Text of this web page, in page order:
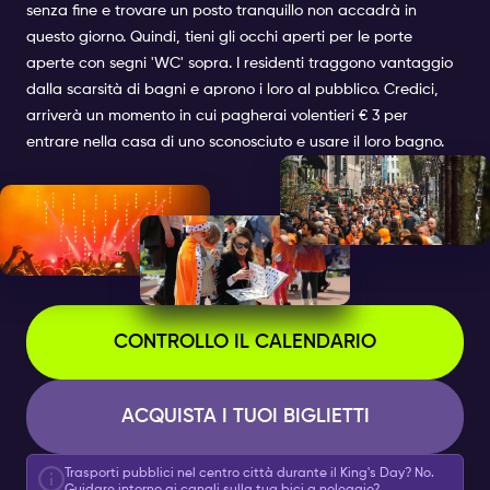
senza fine e trovare un posto tranquillo non accadrà in
questo giorno. Quindi, tieni gli occhi aperti per le porte
aperte con segni 'WC' sopra. I residenti traggono vantaggio
dalla scarsità di bagni e aprono i loro al pubblico. Credici,
arriverà un momento in cui pagherai volentieri € 3 per
entrare nella casa di uno sconosciuto e usare il loro bagno.
CONTROLLO IL CALENDARIO
ACQUISTA I TUOI BIGLIETTI
Trasporti pubblici nel centro città durante il King's Day? No.